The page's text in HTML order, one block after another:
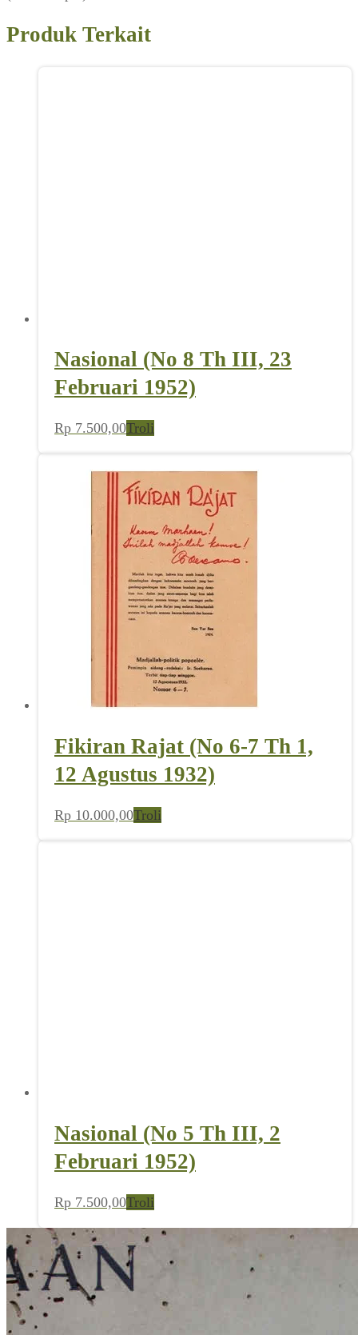
Produk Terkait
Nasional (No 8 Th III, 23
Februari 1952)
Rp 7.500,00Troli
Fikiran Rajat (No 6-7 Th 1,
12 Agustus 1932)
Rp 10.000,00Troli
Nasional (No 5 Th III, 2
Februari 1952)
Rp 7.500,00Troli